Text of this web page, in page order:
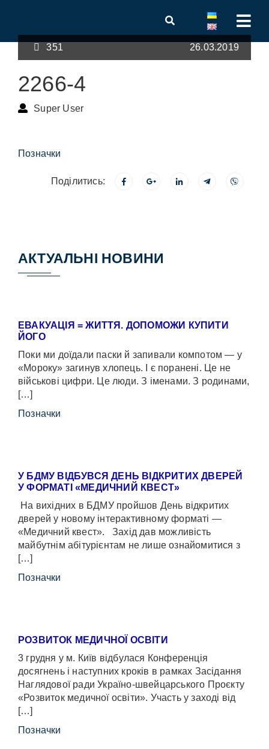
351 26.03.2019
2266-4
Super User
Позначки
Поділитись:
АКТУАЛЬНІ НОВИНИ
ЕВАКУАЦІЯ = ЖИТТЯ. ДОПОМОЖИ КУПИТИ
ЙОГО
Поки ми доїдали паски й запивали компотом — у
«Мороку» загинув хлопець. І є поранені. Це не
військові цифри. Це люди. З іменами. З родинами,
[…]
Позначки
У БДМУ ВІДБУВСЯ ДЕНЬ ВІДКРИТИХ ДВЕРЕЙ
У ФОРМАТІ «МЕДИЧНИЙ КВЕСТ»
На вихідних в БДМУ пройшов День відкритих
дверей у новому інтерактивному форматі —
«Медичний квест». Захід дав можливість
майбутнім абітурієнтам не лише ознайомитися з
[…]
Позначки
РОЗВИТОК МЕДИЧНОЇ ОСВІТИ
3 грудня у м. Київ відбулася Конференція
досягнень і наступних кроків в рамках Засідання
Наглядової ради Україно-швейцарського Проєкту
«Розвиток медичної освіти». Участь у заході від
[…]
Позначки